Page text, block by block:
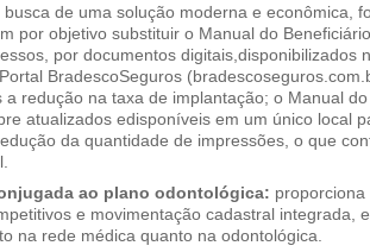
busca de uma solução moderna e econômica,
por objetivo substituir o Manual do
por documentos digitais,disponibilizados
BradescoSeguros
a redução na taxa de implantação; o Manual
atualizados edisponíveis em um único local
da quantidade de impressões, o que
ao plano odontológica:
e movimentação cadastral integrada,
na rede médica quanto na odontológica.